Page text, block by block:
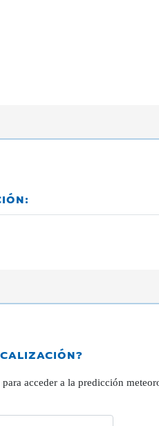
acceder a la predicción